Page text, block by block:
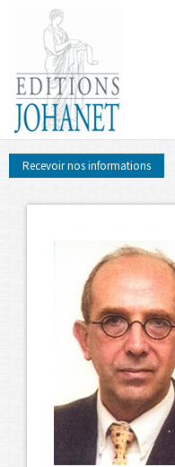
Recevoir nos informations